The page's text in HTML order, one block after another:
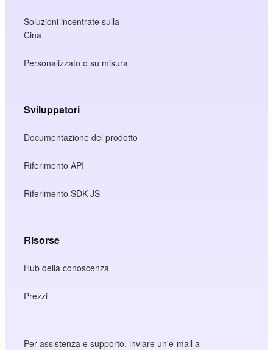
Soluzioni incentrate sulla
Cina
Personalizzato o su misura
Sviluppatori
Documentazione del prodotto
Riferimento API
Riferimento SDK JS
Risorse
Hub della conoscenza
Prezzi
Per assistenza e supporto, inviare un'e-mail a